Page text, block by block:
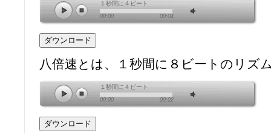
00:00 00:04
１秒間に４ビート
八倍速とは、１秒間に８ビートのリ
00:00 00:02
１秒間に４ビート